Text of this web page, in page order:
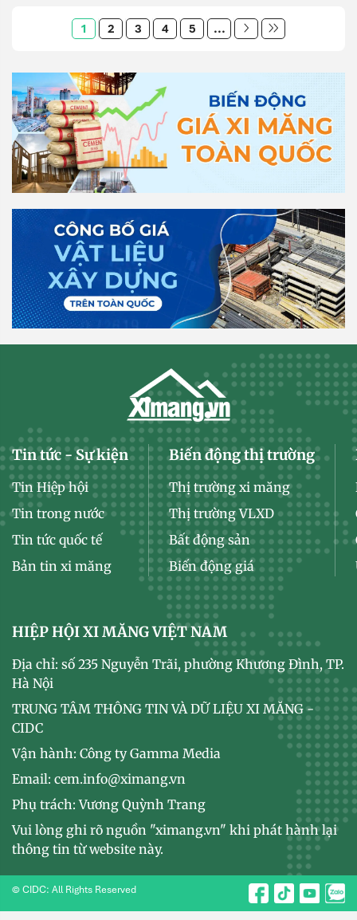
1 2 3 4 5 ...
Tin tức - Sự kiện
Tin Hiệp hội
Tin trong nước
Tin tức quốc tế
Bản tin xi măng
Biến động thị trường
Thị trường xi măng
Thị trường VLXD
Bất động sản
Biến động giá
HIỆP HỘI XI MĂNG VIỆT NAM
Địa chỉ: số 235 Nguyễn Trãi, phường Khương Đình, TP.
Hà Nội
TRUNG TÂM THÔNG TIN VÀ DỮ LIỆU XI MĂNG -
CIDC
Vận hành: Công ty Gamma Media
Email: cem.info@ximang.vn
Phụ trách: Vương Quỳnh Trang
Vui lòng ghi rõ nguồn "ximang.vn" khi phát hành lại
thông tin từ website này.
© CIDC: All Rights Reserved